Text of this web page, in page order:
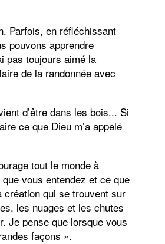
Parfois, en réfléchissant
pouvons apprendre
pas toujours aimé la
de la randonnée avec
d’être dans les bois... Si
ce que Dieu m’a appelé
tout le monde à
vous entendez et ce que
création qui se trouvent sur
les nuages et les chutes
Je pense que lorsque vous
façons ».